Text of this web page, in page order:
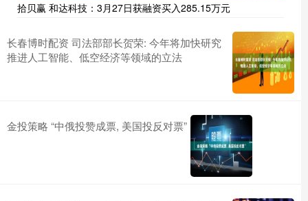
拾贝赢 和达科技：3月27日获融资买入285.15万元
长春博时配资 司法部部长贺荣: 今年将加快研究
推进人工智能、低空经济等领域的立法
金投策略 “中俄投赞成票, 美国投反对票”